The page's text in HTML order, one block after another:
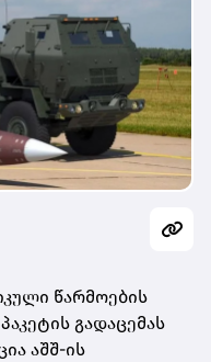
წარმოების
გადაცემას
აშშ-ის